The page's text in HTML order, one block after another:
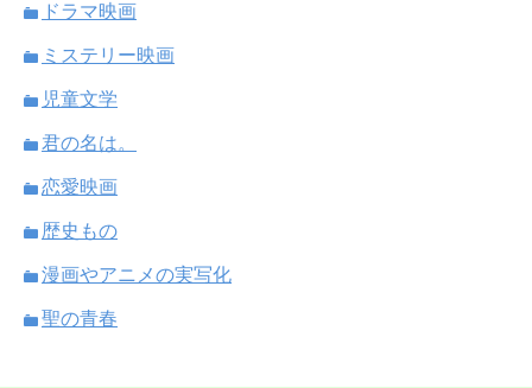
ドラマ映画
ミステリー映画
児童文学
君の名は。
恋愛映画
歴史もの
漫画やアニメの実写化
聖の青春